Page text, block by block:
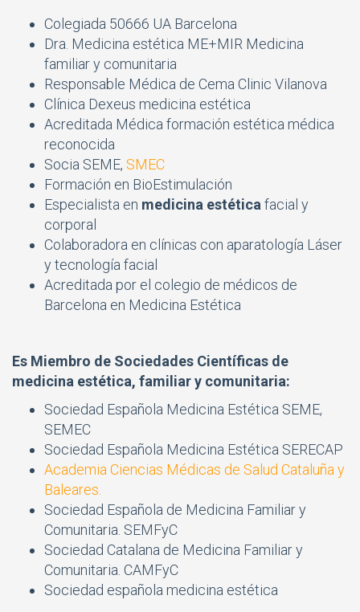
Colegiada 50666 UA Barcelona
Dra. Medicina estética ME+MIR Medicina
familiar y comunitaria
Responsable Médica de Cema Clinic Vilanova
Clínica Dexeus medicina estética
Acreditada Médica formación estética médica
reconocida
Socia SEME, SMEC
Formación en BioEstimulación
Especialista en medicina estéticafacial y
corporal
Colaboradora en clínicas con aparatología Láser
y tecnología facial
Acreditada por el colegio de médicos de
Barcelona en Medicina Estética
Es Miembro de Sociedades Científicas de
medicina estética, familiar y comunitaria:
Sociedad Española Medicina Estética SEME,
SEMEC
Sociedad Española Medicina Estética SERECAP
Academia Ciencias Médicas de Salud Cataluña y
Baleares.
Sociedad Española de Medicina Familiar y
Comunitaria. SEMFyC
Sociedad Catalana de Medicina Familiar y
Comunitaria. CAMFyC
Sociedad española medicina estética